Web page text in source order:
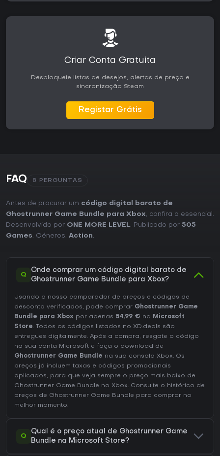
Criar Conta Gratuita
Desbloqueie listas de desejos, alertas de preço e
sincronização Steam
Registar Grátis
FAQ 8 PERGUNTAS
Antes de procurar um código digital barato de
Ghostrunner Game Bundle para Xbox, confira o essencial.
Desenvolvido por ONE MORE LEVEL. Publicado por 505
Games. Géneros: Action.
Q
Onde comprar um código digital barato de
Ghostrunner Game Bundle para Xbox?
Usando o nosso comparador de preços e códigos de
desconto verificados, pode comprar Ghostrunner Game
Bundle para Xbox por apenas 54,99 € na
Microsoft
Store. Todos os códigos listados no XD.deals são
entregues digitalmente. Após a compra, resgate o código
na sua conta Microsoft e faça o download de
Ghostrunner Game Bundle na sua consola Xbox. Os
preços já incluem taxas e códigos promocionais
aplicados, para que veja sempre o preço mais baixo de
Ghostrunner Game Bundle no Xbox. Consulte o histórico de
preços de Ghostrunner Game Bundle para comprar no
melhor momento.
Q
Qual é o preço atual de Ghostrunner Game
Bundle na Microsoft Store?